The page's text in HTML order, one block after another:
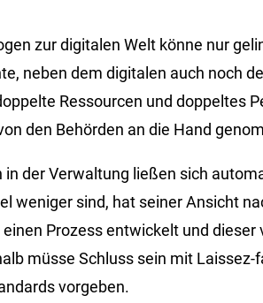
zur digitalen Welt könne nur
neben dem digitalen auch noch
Ressourcen und doppeltes
den Behörden an die Hand
der Verwaltung ließen sich
weniger sind, hat seiner Ansicht
Prozess entwickelt und
müsse Schluss sein mit Laissez-
vorgeben.